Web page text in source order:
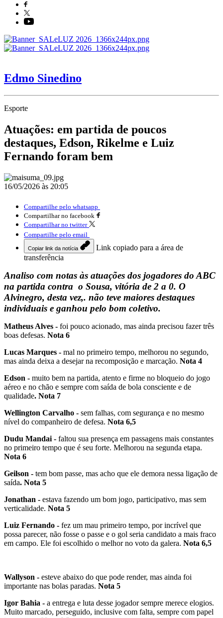
Edmo Sinedino
Esporte
Atuações: em partida de poucos
destaques, Edson, Rikelme e Luiz
Fernando foram bem
16/05/2026 às 20:05
Compartilhe pelo whatsapp
Compartilhar no facebook
Compartilhar no twitter
Compartilhe pelo email
Copiar link da notícia
Link copiado para a área de
transferência
Analiso com notas às atuações dos jogadores do ABC
na partida contra o Sousa, vitória de 2 a 0. O
Alvinegro, desta vez,. não teve maiores destaques
individuais e ganhou pelo bom coletivo.
Matheus Alves - foi pouco acionado, mas ainda precisou fazer três
boas defesas. Nota 6
Lucas Marques - mal no primeiro tempo, melhorou no segundo,
mas ainda deixa a desejar na recomposição e marcação. Nota 4
Edson - muito bem na partida, atento e firme no bloqueio do jogo
aéreo e no chão e sempre com saída de bola consciente e de
qualidade. Nota 7
Wellington Carvalho - sem falhas, com segurança e no mesmo
nível do companheiro de defesa. Nota 6,5
Dudu Mandai - faltou sua presença em passagens mais constantes
no primeiro tempo que é seu forte. Melhorou na segunda etapa.
Nota 6
Geilson - tem bom passe, mas acho que ele demora nessa ligação de
saída. Nota 5
Jonathan - estava fazendo um bom jogo, participativo, mas sem
verticalidade. Nota 5
Luiz Fernando - fez um mau primeiro tempo, por incrível que
possa parecer, não fosse o passe e o gol seria candidato a mais fraco
em campo. Ele foi escolhido o melhor no voto da galera. Nota 6,5
Wallyson - esteve abaixo do que pode render, mas ainda foi
importante nas bolas paradas. Nota 5
Igor Bahia - a entrega e luta desse jogador sempre merece elogios.
Muito marcado, perseguido, inclusive com falta, sempre com papel